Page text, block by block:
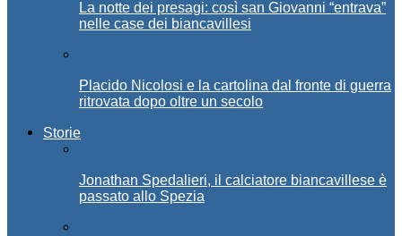
La notte dei presagi: così san Giovanni “entrava”
nelle case dei biancavillesi
Placido Nicolosi e la cartolina dal fronte di guerra
ritrovata dopo oltre un secolo
Storie
Jonathan Spedalieri, il calciatore biancavillese è
passato allo Spezia